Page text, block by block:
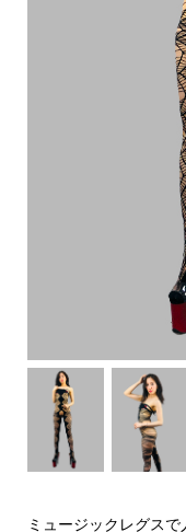
ミュージックレグス